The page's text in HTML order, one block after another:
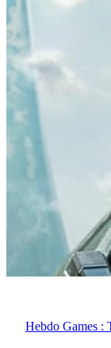
Hebdo Games :